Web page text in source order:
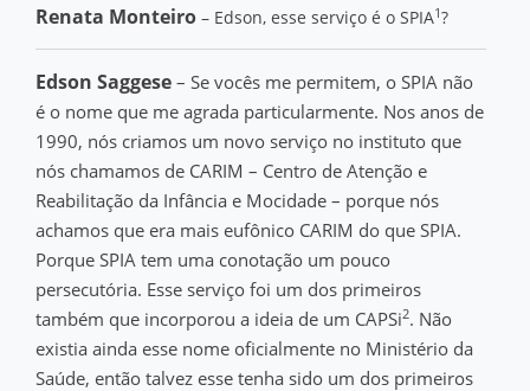
Renata Monteiro – Edson, esse serviço é o SPIA1?
Edson Saggese – Se vocês me permitem, o SPIA não
é o nome que me agrada particularmente. Nos anos de
1990, nós criamos um novo serviço no instituto que
nós chamamos de CARIM – Centro de Atenção e
Reabilitação da Infância e Mocidade – porque nós
achamos que era mais eufônico CARIM do que SPIA.
Porque SPIA tem uma conotação um pouco
persecutória. Esse serviço foi um dos primeiros
também que incorporou a ideia de um CAPSi2. Não
existia ainda esse nome oficialmente no Ministério da
Saúde, então talvez esse tenha sido um dos primeiros